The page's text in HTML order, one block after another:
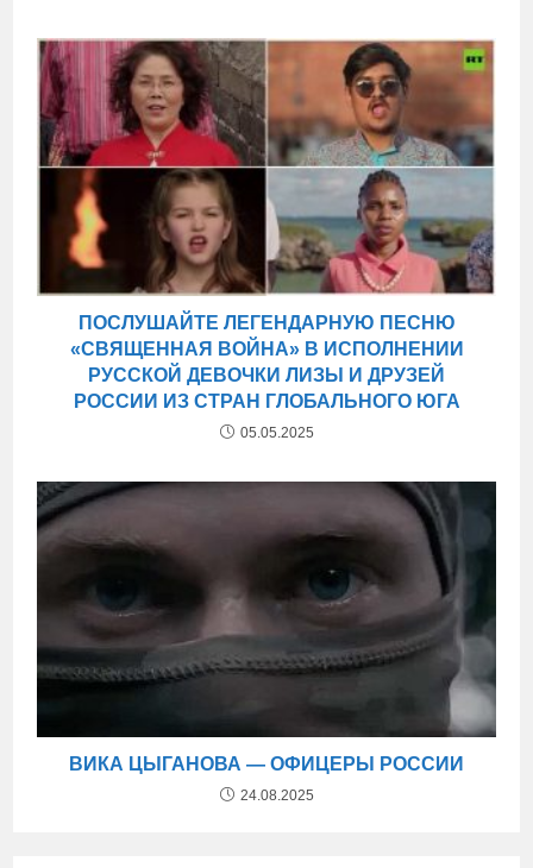
ПОСЛУШАЙТЕ ЛЕГЕНДАРНУЮ ПЕСНЮ
«СВЯЩЕННАЯ ВОЙНА» В ИСПОЛНЕНИИ
РУССКОЙ ДЕВОЧКИ ЛИЗЫ И ДРУЗЕЙ
РОССИИ ИЗ СТРАН ГЛОБАЛЬНОГО ЮГА
05.05.2025
ВИКА ЦЫГАНОВА — ОФИЦЕРЫ РОССИИ
24.08.2025